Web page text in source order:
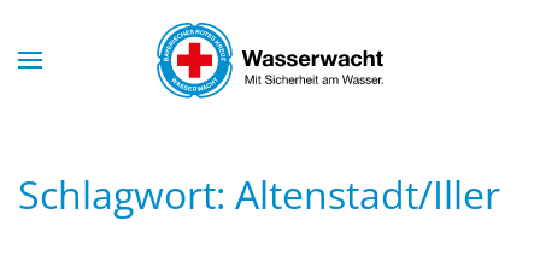
Skip to main content
Schlagwort: Altenstadt/Iller